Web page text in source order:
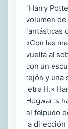
"Harry
volumen de
fantásticas
«Con las
vuelta al
con un
tejón y una
letra H.»
Hogwarts
el felpudo
la dirección